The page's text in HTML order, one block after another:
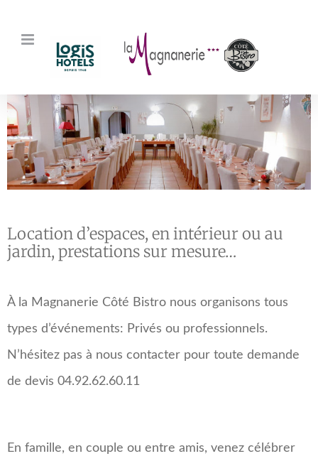
Location d’espaces, en intérieur ou au
jardin, prestations sur mesure…
À la Magnanerie Côté Bistro nous organisons tous
types d’événements: Privés ou professionnels.
N’hésitez pas à nous contacter pour toute demande
de devis 04.92.62.60.11
En famille, en couple ou entre amis, venez célébrer